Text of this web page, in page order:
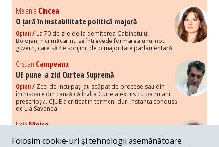
Melania Cincea
O țară în instabilitate politică majoră
Opinii / La 70 de zile de la demiterea Cabinetului
Bolojan, nici măcar nu se întrevede formarea unui nou
guvern, care să fie sprijinit de o majoritate parlamentară.
Cristian Campeanu
UE pune la zid Curtea Supremă
Opinii / Zeci de inculpați au scăpat de procese sau din
închisoare din cauză că Înalta Curte a extins cu patru ani
prescripția. CJUE a criticat în termeni duri instanța condusă
de Lia Savonea.
LidiaMoise
Costurile economice ale haosului politic
Folosim cookie-uri și tehnologii asemănătoare